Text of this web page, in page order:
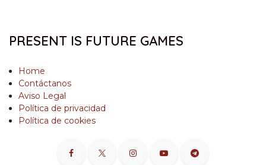
PRESENT IS FUTURE GAMES
Home
Contáctanos
Aviso Legal
Política de privacidad
Política de cookies